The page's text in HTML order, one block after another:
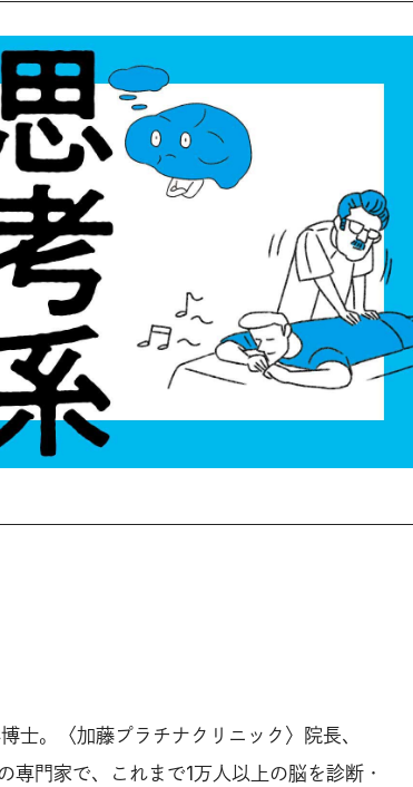
士。〈加藤プラチナクリニック〉院長、
専門家で、これまで1万人以上の脳を診断・